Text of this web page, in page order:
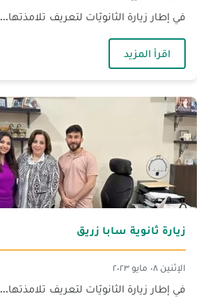
في إطار زيارة الثانويّات لتعريف تلامذتها...
اقرأ المزيد— زيارة الثانويّات
زيارة ثانوية سابا زريق
الإثنين ٠٨ مايو ٢٠٢٣
في إطار زيارة الثانويّات لتعريف تلامذتها...